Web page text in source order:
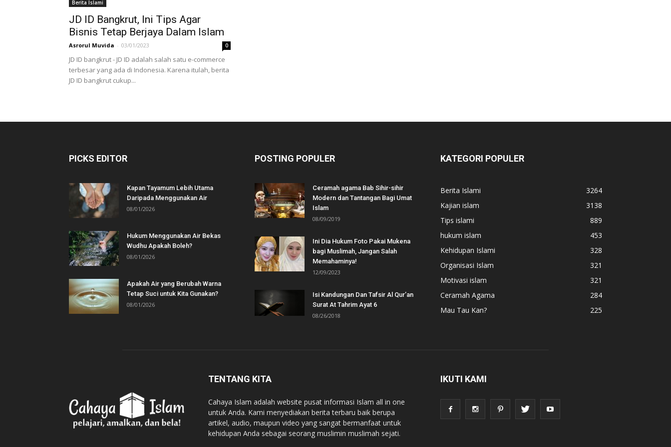
Berita Islami
JD ID Bangkrut, Ini Tips Agar
Bisnis Tetap Berjaya Dalam Islam
Asrorul Muvida - 03/01/2023 0
JD ID bangkrut - JD ID adalah salah satu e-commerce
terbesar yang ada di Indonesia. Karena itulah, berita
JD ID bangkrut cukup...
PICKS EDITOR
Kapan Tayamum Lebih Utama
Daripada Menggunakan Air
08/01/2026
Hukum Menggunakan Air Bekas
Wudhu Apakah Boleh?
08/01/2026
Apakah Air yang Berubah Warna
Tetap Suci untuk Kita Gunakan?
08/01/2026
POSTING POPULER
Ceramah agama Bab Sihir-sihir
Modern dan Tantangan Bagi Umat
Islam
08/09/2019
Ini Dia Hukum Foto Pakai Mukena
bagi Muslimah, Jangan Salah
Memahaminya!
12/09/2023
Isi Kandungan Dan Tafsir Al Qur’an
Surat At Tahrim Ayat 6
08/26/2018
KATEGORI POPULER
Berita Islami
3264
Kajian islam
3138
Tips islami
889
hukum islam
453
Kehidupan Islami
328
Organisasi Islam
321
Motivasi islam
321
Ceramah Agama
284
Mau Tau Kan?
225
TENTANG KITA
Cahaya Islam adalah website pusat informasi Islam all in one
untuk Anda. Kami menyediakan berita terbaru baik berupa
artikel, audio, maupun video yang sangat bermanfaat untuk
kehidupan Anda sebagai seorang muslimin muslimah sejati.
IKUTI KAMI